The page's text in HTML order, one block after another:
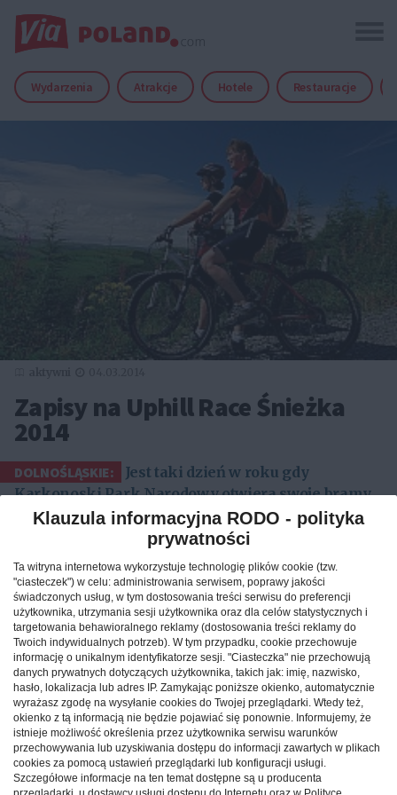
Wydarzenia Atrakcje Hotele Restauracje
Zapisy na Uphill Race Śnieżka
2014
DOLNOŚLĄSKIE:
Jest taki dzień w roku gdy
Karkonoski Park Narodowy otwiera swoje bramy
dla miłośników dwóch kółek i pozwala zdobyć
jednośladem Śnieżkę, najwyższy szczyt Sudetów –
dzień w tym roku to 9 sierpnia 2014. Tego dnia
barwny peleton kolarzy wyruszy z centrum
Karpacza na sam szczyt.
Reklama
Za nim jednak nastąpi moment startu, będzie jeszcze
jeden bardzo emocjonujący dzień. To dzień w którym
ruszą zapisy uczestników chcących wziąć udział w
imprezie. Co roku, dbając o dobro turystów i przyrody,
Karkonoski Park Narodowy ustala limit uczestników
Klauzula informacyjna RODO - polityka
prywatności
Ta witryna internetowa wykorzystuje technologię plików cookie (tzw.
"ciasteczek") w celu: administrowania serwisem, poprawy jakości
świadczonych usług, w tym dostosowania treści serwisu do preferencji
użytkownika, utrzymania sesji użytkownika oraz dla celów statystycznych i
targetowania behawioralnego reklamy (dostosowania treści reklamy do
Twoich indywidualnych potrzeb). W tym przypadku, cookie przechowuje
informację o unikalnym identyfikatorze sesji. "Ciasteczka" nie przechowują
danych prywatnych dotyczących użytkownika, takich jak: imię, nazwisko,
hasło, lokalizacja lub adres IP. Zamykając poniższe okienko, automatycznie
wyrażasz zgodę na wysyłanie cookies do Twojej przeglądarki. Wtedy też,
okienko z tą informacją nie będzie pojawiać się ponownie. Informujemy, że
istnieje możliwość określenia przez użytkownika serwisu warunków
przechowywania lub uzyskiwania dostępu do informacji zawartych w plikach
cookies za pomocą ustawień przeglądarki lub konfiguracji usługi.
Szczegółowe informacje na ten temat dostępne są u producenta